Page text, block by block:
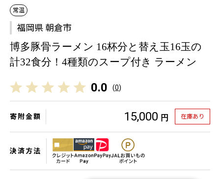
常温
福岡県 朝倉市
博多豚骨ラーメン 16杯分と替え玉16玉の
計32食分！4種類のスープ付き ラーメン
0.0 (0)
寄附金額 15,000 円 在庫あり
決済方法